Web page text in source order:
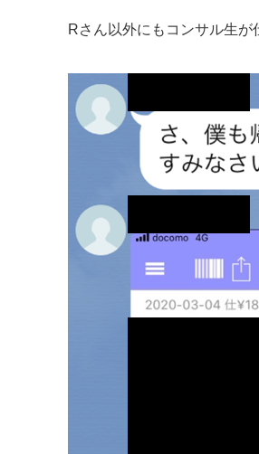
Rさん以外にもコンサル生が